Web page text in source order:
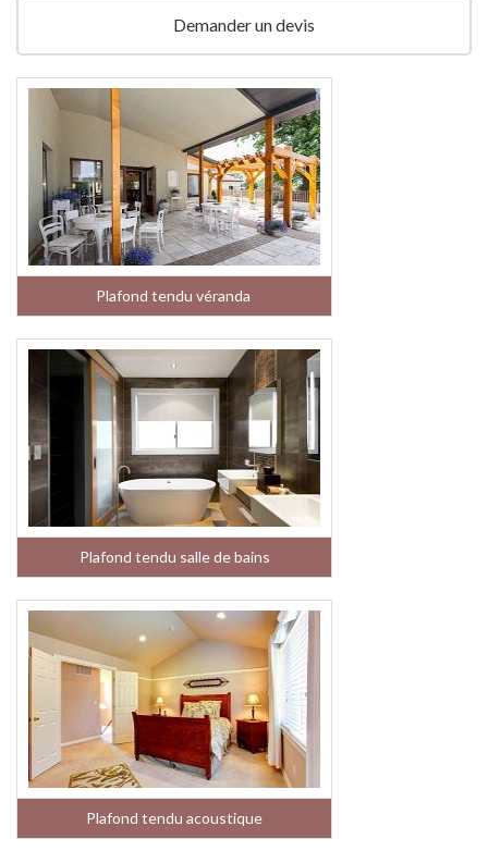
Demander un devis
Plafond tendu véranda
Plafond tendu salle de bains
Plafond tendu acoustique